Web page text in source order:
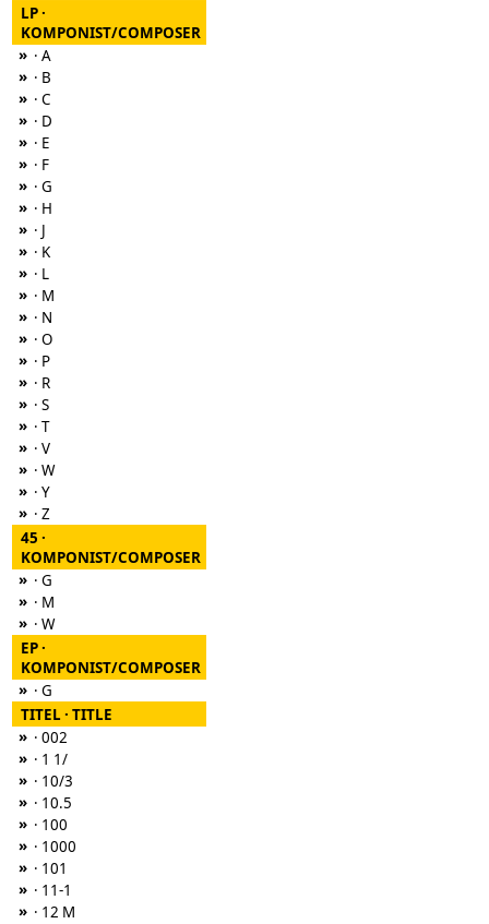
LP ·
KOMPONIST/COMPOSER
» · A
» · B
» · C
» · D
» · E
» · F
» · G
» · H
» · J
» · K
» · L
» · M
» · N
» · O
» · P
» · R
» · S
» · T
» · V
» · W
» · Y
» · Z
45 ·
KOMPONIST/COMPOSER
» · G
» · M
» · W
EP ·
KOMPONIST/COMPOSER
» · G
TITEL · TITLE
» · 002
» · 1 1/
» · 10/3
» · 10.5
» · 100
» · 1000
» · 101
» · 11-1
» · 12 M